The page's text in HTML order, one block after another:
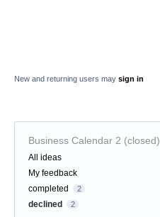
New and returning users may sign in
Business Calendar 2 (closed)
Categories
All ideas
My feedback
completed
2
declined 2